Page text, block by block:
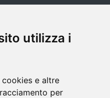
utilizza i
e altre
per
storico di Firenze